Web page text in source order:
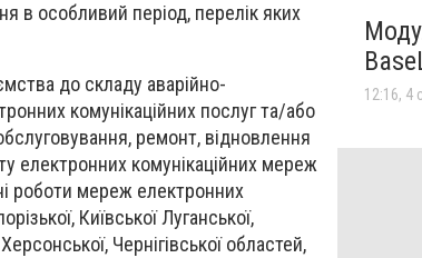
в особливий період, перелік яких
до складу аварійно-
комунікаційних послуг та/або
ремонт, відновлення
електронних комунікаційних мереж
роботи мереж електронних
Київської Луганської,
Чернігівської областей,
12:16, 4